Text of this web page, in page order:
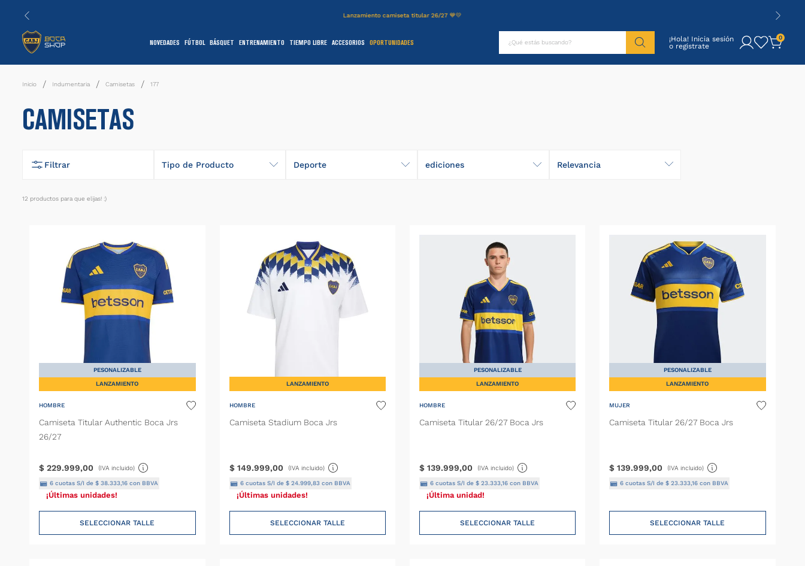
Lanzamiento camiseta titular 26/27 💙💛
NOVEDADES FÚTBOL BÁSQUET ENTRENAMIENTO TIEMPO LIBRE ACCESORIOS OPORTUNIDADES ¡Hola! Inicia sesión 0
Indumentaria Camisetas 177
CAMISETAS
Filtrar Deporte ediciones
Tipo de Producto Relevancia
12 productos
LANZAMIENTO
PESONALIZABLE
HOMBRE
Camiseta Titular Authentic Boca Jrs
26/27
$ 229.999,00 (IVA incluido)
6 cuotas S/I de$ 38.333,16 con BBVA
¡Últimas unidades!
SELECCIONAR TALLE
LANZAMIENTO
HOMBRE
Camiseta Stadium Boca Jrs
$ 149.999,00 (IVA incluido)
6cuotas S/I de $ 24.999,83con BBVA
¡Últimas unidades!
SELECCIONAR TALLE
LANZAMIENTO
PESONALIZABLE
HOMBRE
Camiseta Titular 26/27 Boca Jrs
$ 139.999,00 (IVA incluido)
6cuotas S/I de $ 23.333,16con BBVA
¡Última unidad!
SELECCIONAR TALLE
LANZAMIENTO
PESONALIZABLE
MUJER
Camiseta Titular 26/27 Boca Jrs
$ 139.999,00 (IVA incluido)
6 cuotas S/I de$ 23.333,16 con BBVA
SELECCIONAR TALLE
. camiseta
niños
10. buzo